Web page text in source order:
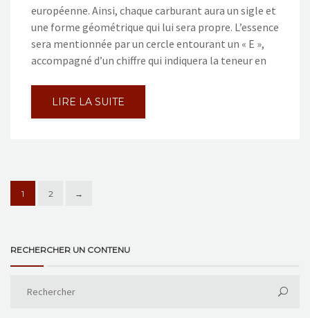
européenne. Ainsi, chaque carburant aura un sigle et
une forme géométrique qui lui sera propre. L’essence
sera mentionnée par un cercle entourant un « E »,
accompagné d’un chiffre qui indiquera la teneur en
LIRE LA SUITE
1 2 →
RECHERCHER UN CONTENU